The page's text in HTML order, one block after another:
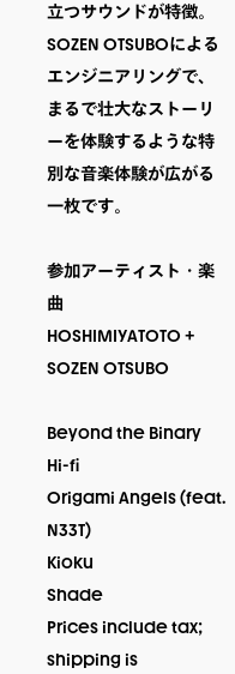
立つサウンドが特徴。
SOZEN OTSUBOによる
エンジニアリングで、
まるで壮大なストーリ
ーを体験するような特
別な音楽体験が広がる
一枚です。
参加アーティスト・楽
曲
HOSHIMIYATOTO +
SOZEN OTSUBO
Beyond the Binary
Hi-fi
Origami Angels (feat.
N33T)
Kioku
Shade
Prices include tax;
shipping is